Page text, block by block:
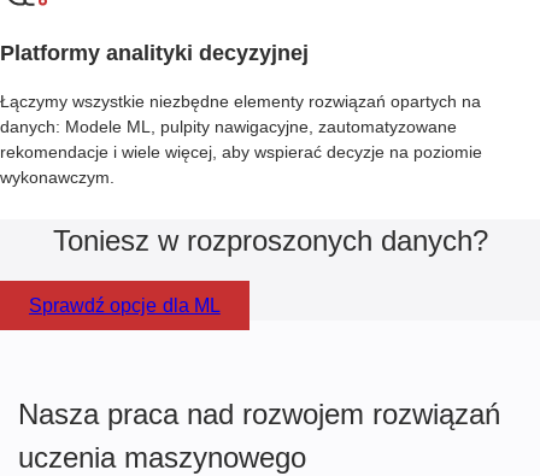
Platformy analityki decyzyjnej
Łączymy wszystkie niezbędne elementy rozwiązań opartych na
danych: Modele ML, pulpity nawigacyjne, zautomatyzowane
rekomendacje i wiele więcej, aby wspierać decyzje na poziomie
wykonawczym.
Toniesz w rozproszonych danych?
Sprawdź opcje dla ML
Nasza praca nad rozwojem rozwiązań
uczenia maszynowego